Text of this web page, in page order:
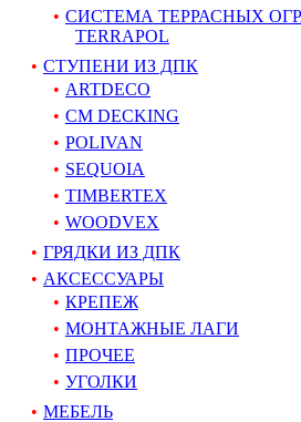
СИСТЕМА ТЕРРАСНЫХ
TERRAPOL
СТУПЕНИ ИЗ ДПК
ARTDECO
CM DECKING
POLIVAN
SEQUOIA
TIMBERTEX
WOODVEX
ГРЯДКИ ИЗ ДПК
АКСЕССУАРЫ
КРЕПЕЖ
МОНТАЖНЫЕ ЛАГИ
ПРОЧЕЕ
УГОЛКИ
МЕБЕЛЬ